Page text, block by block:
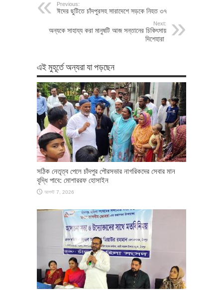
Previous:
ঈদের ছুটিতে চাঁদপুরসহ সারাদেশে সড়কে নিহত ৩৭
Next:
অন্যকে সাহায্য করা মানুষটি আজ সন্তানের চিকিৎসায়
দিশেহারা
এই মুহূর্তে অন্যরা যা পড়ছেন
সঠিক নেতৃত্ব পেলে চাঁদপুর পৌরসভার নাগরিকদের সেবার মান
বৃদ্ধি পাবে: মোশাররফ হোসাইন
আগস্ট 7, 2026